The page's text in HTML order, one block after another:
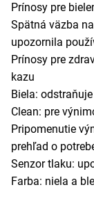
Prínosy pre
Spätná väzba
upozornila
Prínosy pre
kazu
Biela:
Clean: pre
Pripomenutie
prehľad o
Senzor tlaku:
Farba: niela a